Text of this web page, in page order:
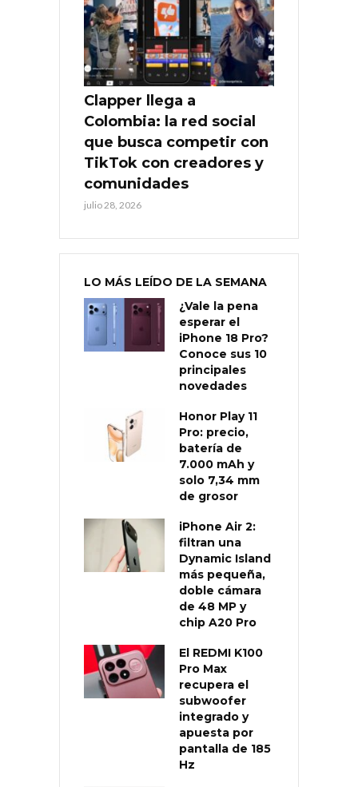
Clapper llega a
Colombia: la red social
que busca competir con
TikTok con creadores y
comunidades
julio 28, 2026
LO MÁS LEÍDO DE LA SEMANA
¿Vale la pena
esperar el
iPhone 18 Pro?
Conoce sus 10
principales
novedades
Honor Play 11
Pro: precio,
batería de
7.000 mAh y
solo 7,34 mm
de grosor
iPhone Air 2:
filtran una
Dynamic Island
más pequeña,
doble cámara
de 48 MP y
chip A20 Pro
El REDMI K100
Pro Max
recupera el
subwoofer
integrado y
apuesta por
pantalla de 185
Hz